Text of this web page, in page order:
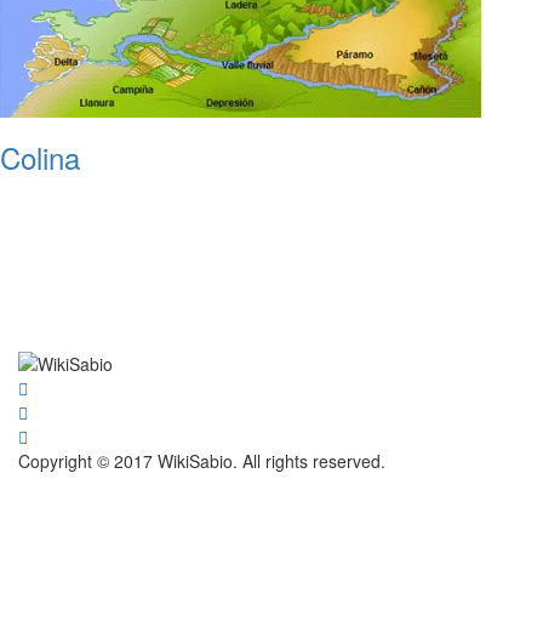
Colina
Copyright © 2017 WikiSabio. All rights reserved.